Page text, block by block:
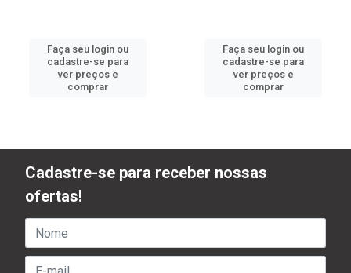
Faça seu login ou
cadastre-se para
ver preços e
comprar
Faça seu login ou
cadastre-se para
ver preços e
comprar
Cadastre-se para receber nossas
ofertas!